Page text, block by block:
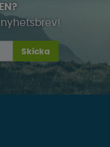
Skicka